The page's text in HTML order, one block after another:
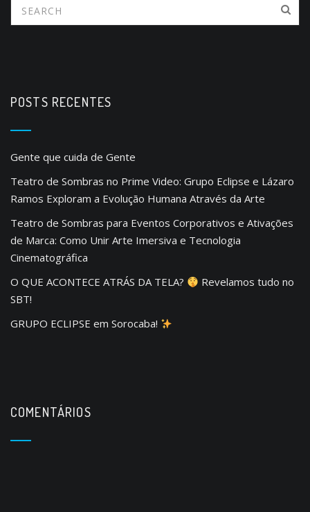
POSTS RECENTES
Gente que cuida de Gente
Teatro de Sombras no Prime Video: Grupo Eclipse e Lázaro
Ramos Exploram a Evolução Humana Através da Arte
Teatro de Sombras para Eventos Corporativos e Ativações
de Marca: Como Unir Arte Imersiva e Tecnologia
Cinematográfica
O QUE ACONTECE ATRÁS DA TELA?
Revelamos tudo no
SBT!
GRUPO ECLIPSE em Sorocaba!
COMENTÁRIOS